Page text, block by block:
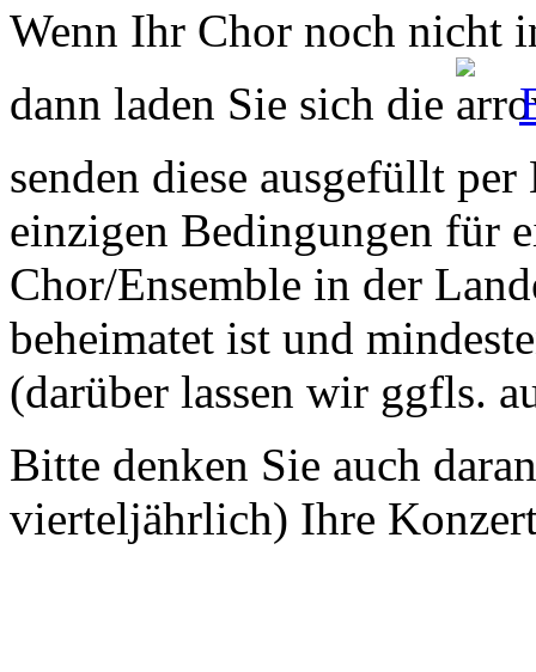
Wenn Ihr Chor noch nicht
dann laden Sie sich die
senden diese ausgefüllt
einzigen Bedingungen für
Chor/Ensemble in der
beheimatet ist und
(darüber lassen wir ggfls.
Bitte denken Sie auch
vierteljährlich) Ihre